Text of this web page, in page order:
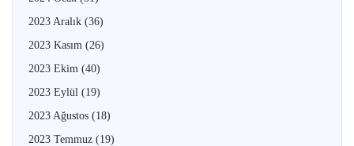
2023 Aralık (36)
2023 Kasım (26)
2023 Ekim (40)
2023 Eylül (19)
2023 Ağustos (18)
2023 Temmuz (19)